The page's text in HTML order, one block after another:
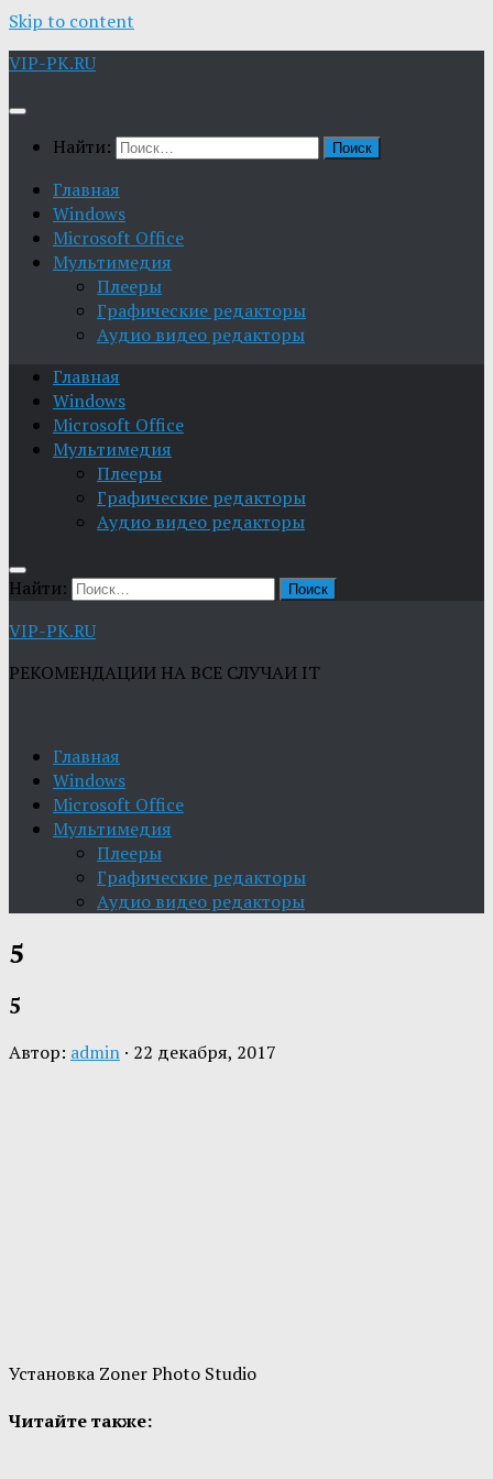
Skip to content
VIP-PK.RU
Найти:
Главная
Windows
Microsoft Office
Мультимедия
Плееры
Графические редакторы
Aудио видео редакторы
Главная
Windows
Microsoft Office
Мультимедия
Плееры
Графические редакторы
Aудио видео редакторы
Найти:
VIP-PK.RU
РЕКОМЕНДАЦИИ НА ВСЕ СЛУЧАИ IT
Главная
Windows
Microsoft Office
Мультимедия
Плееры
Графические редакторы
Aудио видео редакторы
5
5
Автор: admin · 22 декабря, 2017
Установка Zoner Photo Studio
Читайте также: